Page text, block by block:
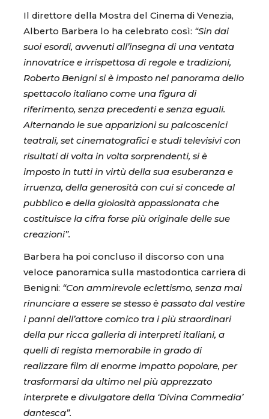
Il direttore della Mostra del Cinema di Venezia,
Alberto Barbera lo ha celebrato così: “Sin dai
suoi esordi, avvenuti all’insegna di una ventata
innovatrice e irrispettosa di regole e tradizioni,
Roberto Benigni si è imposto nel panorama dello
spettacolo italiano come una figura di
riferimento, senza precedenti e senza eguali.
Alternando le sue apparizioni su palcoscenici
teatrali, set cinematografici e studi televisivi con
risultati di volta in volta sorprendenti, si è
imposto in tutti in virtù della sua esuberanza e
irruenza, della generosità con cui si concede al
pubblico e della gioiosità appassionata che
costituisce la cifra forse più originale delle sue
creazioni”.
Barbera ha poi concluso il discorso con una
veloce panoramica sulla mastodontica carriera di
Benigni: “Con ammirevole eclettismo, senza mai
rinunciare a essere se stesso è passato dal vestire
i panni dell’attore comico tra i più straordinari
della pur ricca galleria di interpreti italiani, a
quelli di regista memorabile in grado di
realizzare film di enorme impatto popolare, per
trasformarsi da ultimo nel più apprezzato
interprete e divulgatore della ‘Divina Commedia’
dantesca”.